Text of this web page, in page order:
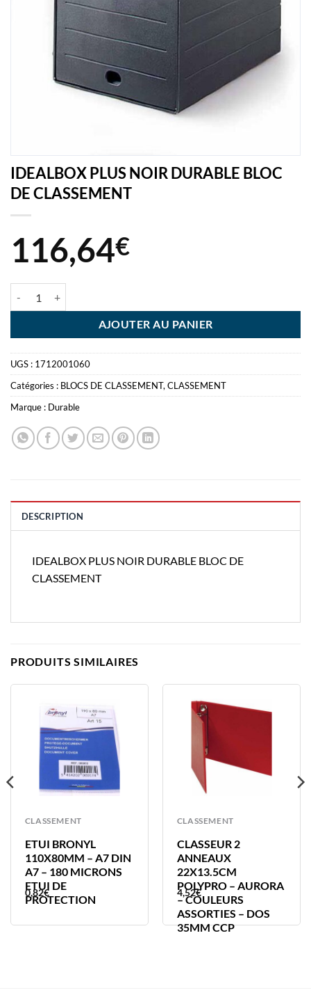
IDEALBOX PLUS NOIR DURABLE BLOC
DE CLASSEMENT
116,64€
AJOUTER AU PANIER
UGS : 1712001060
Catégories : BLOCS DE CLASSEMENT, CLASSEMENT
Marque : Durable
DESCRIPTION
IDEALBOX PLUS NOIR DURABLE BLOC DE
CLASSEMENT
PRODUITS SIMILAIRES
CLASSEMENT
ETUI BRONYL
110X80MM – A7 DIN
A7 – 180 MICRONS
ETUI DE
PROTECTION
0,82€
CLASSEMENT
CLASSEUR 2
ANNEAUX
22X13.5CM
POLYPRO – AURORA
– COULEURS
ASSORTIES – DOS
35MM CCP
4,52€